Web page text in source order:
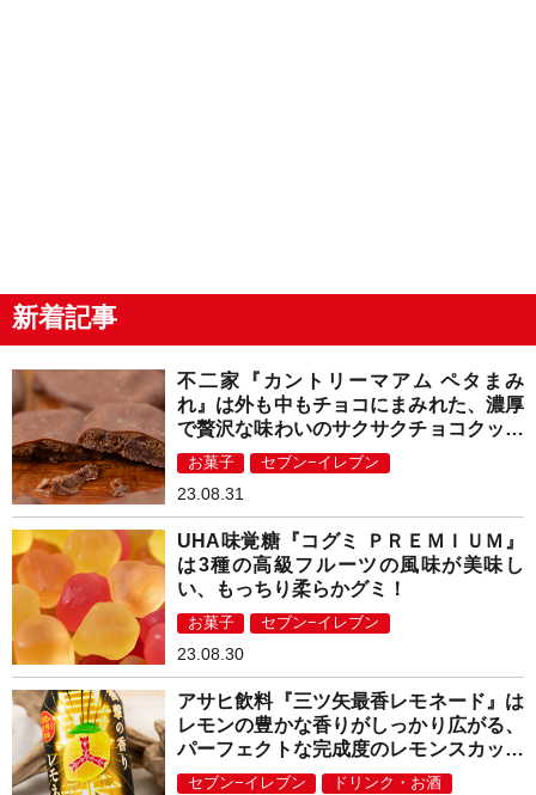
新着記事
不二家『カントリーマアム ペタまみ
れ』は外も中もチョコにまみれた、濃厚
で贅沢な味わいのサクサクチョコクッキ
ー！
お菓子 セブン−イレブン
23.08.31
UHA味覚糖『コグミ ＰＲＥＭＩＵＭ』
は3種の高級フルーツの風味が美味し
い、もっちり柔らかグミ！
お菓子 セブン−イレブン
23.08.30
アサヒ飲料『三ツ矢最香レモネード』は
レモンの豊かな香りがしっかり広がる、
パーフェクトな完成度のレモンスカッシ
ュ！
セブン−イレブン ドリンク・お酒